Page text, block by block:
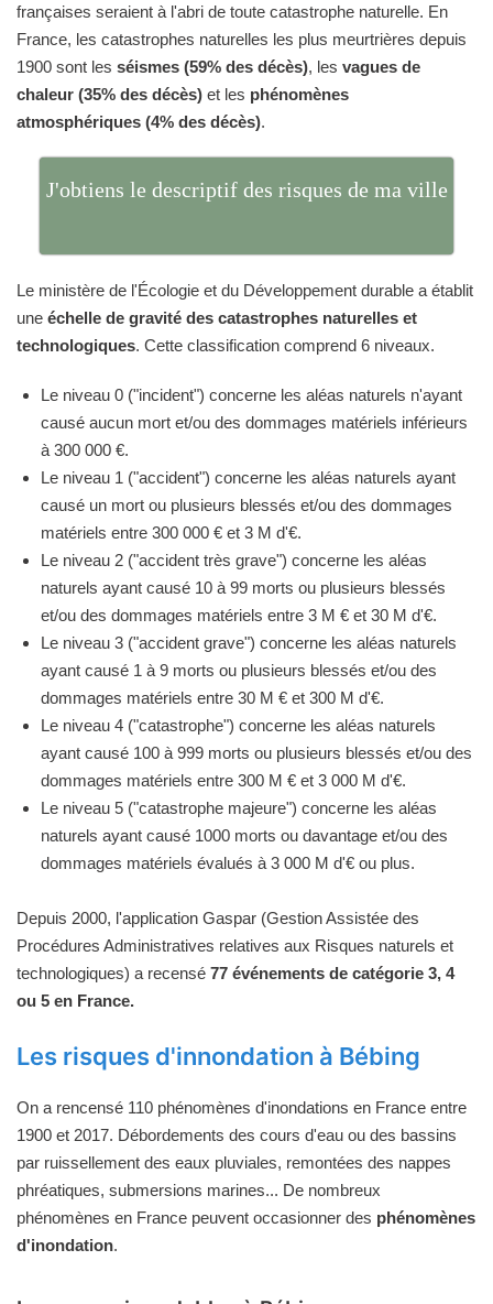
françaises seraient à l'abri de toute catastrophe naturelle. En
France, les catastrophes naturelles les plus meurtrières depuis
1900 sont les séismes (59% des décès), les vagues de
chaleur (35% des décès) et les phénomènes
atmosphériques (4% des décès).
J'obtiens le descriptif des risques de ma ville
Le ministère de l'Écologie et du Développement durable a établit
une échelle de gravité des catastrophes naturelles et
technologiques. Cette classification comprend 6 niveaux.
Le niveau 0 ("incident") concerne les aléas naturels n'ayant
causé aucun mort et/ou des dommages matériels inférieurs
à 300 000 €.
Le niveau 1 ("accident") concerne les aléas naturels ayant
causé un mort ou plusieurs blessés et/ou des dommages
matériels entre 300 000 € et 3 M d'€.
Le niveau 2 ("accident très grave") concerne les aléas
naturels ayant causé 10 à 99 morts ou plusieurs blessés
et/ou des dommages matériels entre 3 M € et 30 M d'€.
Le niveau 3 ("accident grave") concerne les aléas naturels
ayant causé 1 à 9 morts ou plusieurs blessés et/ou des
dommages matériels entre 30 M € et 300 M d'€.
Le niveau 4 ("catastrophe") concerne les aléas naturels
ayant causé 100 à 999 morts ou plusieurs blessés et/ou des
dommages matériels entre 300 M € et 3 000 M d'€.
Le niveau 5 ("catastrophe majeure") concerne les aléas
naturels ayant causé 1000 morts ou davantage et/ou des
dommages matériels évalués à 3 000 M d'€ ou plus.
Depuis 2000, l'application Gaspar (Gestion Assistée des
Procédures Administratives relatives aux Risques naturels et
technologiques) a recensé 77 événements de catégorie 3, 4
ou 5 en France.
Les risques d'innondation à Bébing
On a rencensé 110 phénomènes d'inondations en France entre
1900 et 2017. Débordements des cours d'eau ou des bassins
par ruissellement des eaux pluviales, remontées des nappes
phréatiques, submersions marines... De nombreux
phénomènes en France peuvent occasionner des phénomènes
d'inondation.